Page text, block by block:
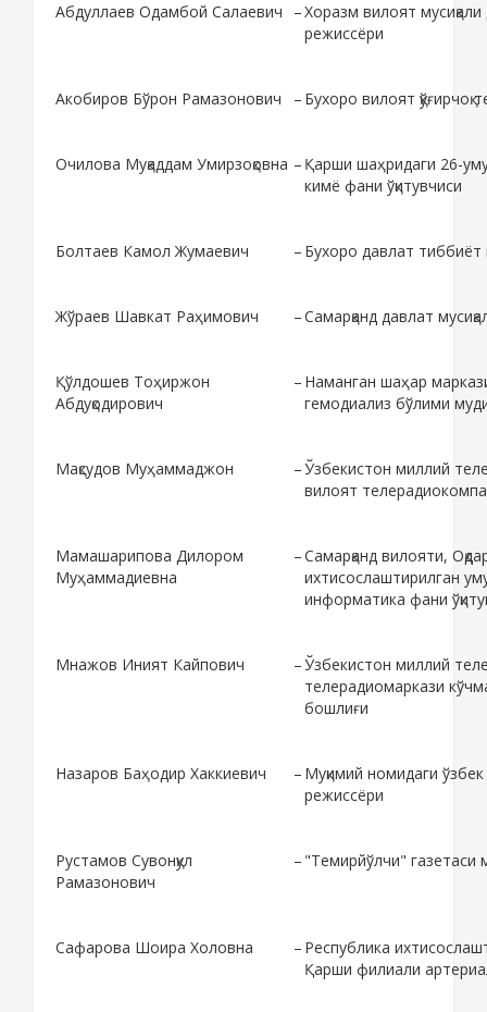
Абдуллаев Одамбой Салаевич
–Хоразм вилоят
режиссёри
Акобиров Бўрон Рамазонович – Бухоро вилоят
Очилова Муқаддам Умирзоқовна – Қарши шаҳридаги 26-
кимё фани ўқитувчиси
Болтаев Камол Жумаевич – Бухоро давлат
Жўраев Шавкат Раҳимович –Самарқанд давлат
Қўлдошев Тоҳиржон
Абдуқодирович
– Наманган шаҳар
гемодиализ бўлими
Мақсудов Муҳаммаджон –Ўзбекистон миллий
вилоят
Мамашарипова Дилором
Муҳаммадиевна
–Самарқанд вилояти,
ихтисослаштирилган
информатика фани
Мнажов Иният Кайпович –Ўзбекистон миллий
телерадиомаркази
бошлиғи
Назаров Баҳодир Хаккиевич – Муқимий номидаги
режиссёри
Рустамов Сувонқул
Рамазонович
– "Темирйўлчи" газетаси
Сафарова Шоира Холовна – Республика
Қарши филиали